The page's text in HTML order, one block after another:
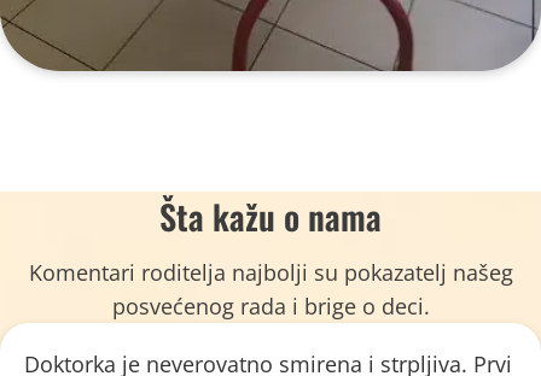
Šta kažu o nama
Komentari roditelja najbolji su pokazatelj našeg
posvećenog rada i brige o deci.
Doktorka je neverovatno smirena i strpljiva. Prvi